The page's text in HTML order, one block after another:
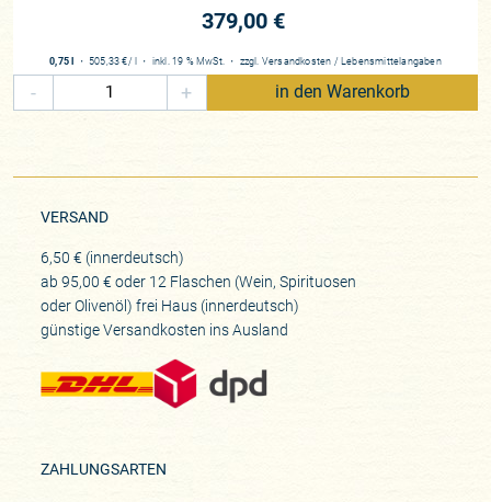
Region
Abruzzen
Rebfläche
17 ha
Besonders bemerkenswert ist, dass viele Weine zehn Jahre
oder länger im eigenen Keller reifen, bevor sie – nach
sorgfältiger, manueller Dekantierung und Umfüllung in neue
Flaschen – in den Verkauf gelangen. Diese Geduld und
Hingabe machen Emidio Pepes Weine zu lebendigen
Sammlerkellern zuhause – nicht nur wegen ihres
Flasche von der Geschichte und Vision Emidios erzählen.
379,00 €
0,75 l ・ 505,33 € / l ・ inkl. 19 % MwSt. ・ zzgl. Versandkosten / Lebensmittelangaben
- + in den Warenkorb
VERSAND
6,50 € (innerdeutsch)
ab 95,00 € oder 12 Flaschen (Wein, Spirituosen
oder Olivenöl) frei Haus (innerdeutsch)
günstige Versandkosten ins Ausland
ZAHLUNGSARTEN